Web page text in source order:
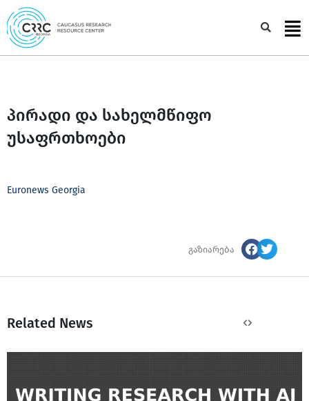
Skip
to
content
პირადი და სახელმწიფო
უსაფრთხოები
Euronews Georgia
გაზიარება
Related News